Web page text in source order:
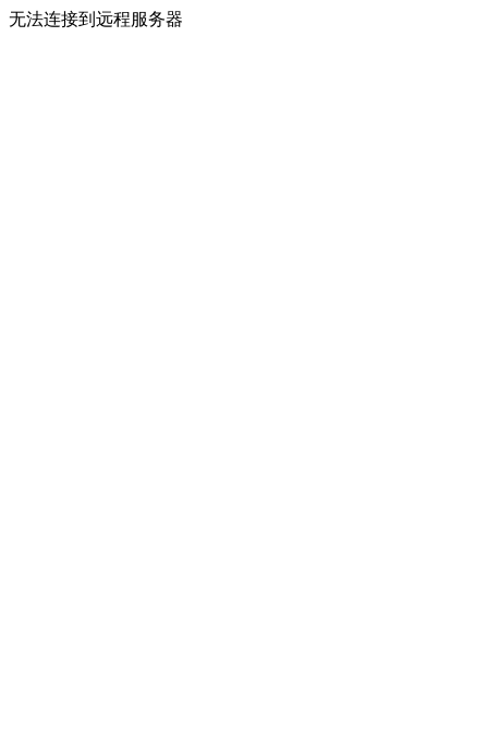
无法连接到远程服务器